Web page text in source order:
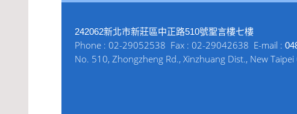
242062新北市新莊區中正路510號聖言樓七樓
Phone : 02-29052538 Fax : 02-29042638 E-mail :
No. 510, Zhongzheng Rd., Xinzhuang Dist., New Taipei